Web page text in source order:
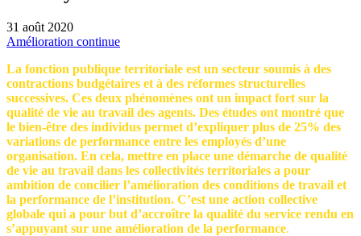
31 août 2020
Amélioration continue
La fonction publique territoriale est un secteur soumis à des
contractions budgétaires et à des réformes structurelles
successives. Ces deux phénomènes ont un impact fort sur la
qualité de vie au travail des agents. Des études ont montré que
le bien-être des individus permet d’expliquer plus de 25% des
variations de performance entre les employés d’une
organisation. En cela, mettre en place une démarche de qualité
de vie au travail dans les collectivités territoriales a pour
ambition de concilier l’amélioration des conditions de travail et
la performance de l’institution. C’est une action collective
globale qui a pour but d’accroître la qualité du service rendu en
s’appuyant sur une amélioration de la performance.